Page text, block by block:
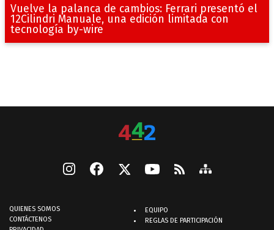
Vuelve la palanca de cambios: Ferrari presentó el
12Cilindri Manuale, una edición limitada con
tecnología by-wire
QUIENES SOMOS
CONTÁCTENOS
EQUIPO
REGLAS DE PARTICIPACIÓN